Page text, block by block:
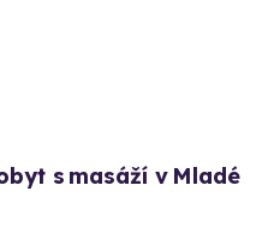
s masáží v Mladé